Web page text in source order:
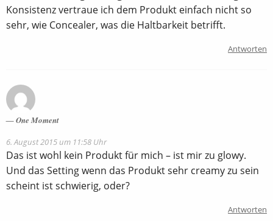
Konsistenz vertraue ich dem Produkt einfach nicht so
sehr, wie Concealer, was die Haltbarkeit betrifft.
Antworten
One Moment
6. August 2015 um 11:58 Uhr
Das ist wohl kein Produkt für mich – ist mir zu glowy.
Und das Setting wenn das Produkt sehr creamy zu sein
scheint ist schwierig, oder?
Antworten